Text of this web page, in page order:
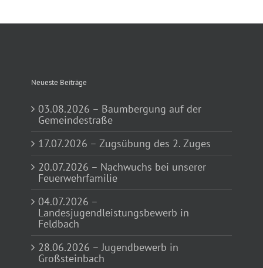
Neueste Beiträge
03.08.2026 – Baumbergung auf der
Gemeindestraße
17.07.2026 – Zugsübung des 2. Zuges
20.07.2026 – Nachwuchs bei unserer
Feuerwehrfamilie
04.07.2026 –
Landesjugendleistungsbewerb in
Feldbach
28.06.2026 – Jugendbewerb in
Großsteinbach